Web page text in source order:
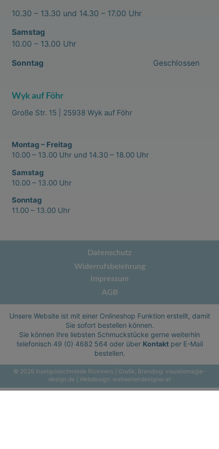
10.30 – 13.30 und 14.30 – 17.00 Uhr
Samstag
10.00 – 13.00 Uhr
Sonntag Geschlossen
Wyk auf Föhr
Große Str. 15 | 25938 Wyk auf Föhr
Montag – Freitag
10.00 – 13.00 Uhr und 14.30 – 18.00 Uhr
Samstag
10.00 – 13.00 Uhr
Sonntag
11.00 – 13.00 Uhr
Datenschutz
Widerrufsbelehrung
Impressum
AGB
Unsere Website ist mit einer Onlineshop Funktion erstellt, damit
Sie sofort bestellen können.
Sie können Ihre liebsten Schmuckstücke gerne weiterhin
telefonisch 49 (0) 4682 564 oder über Kontaktper E-Mail
bestellen.
© 2026 Inselgoldschmiede Rickmers | Grafik, Branding: visuellemagie-
design.de | Webdesign: webseitendesigner.at